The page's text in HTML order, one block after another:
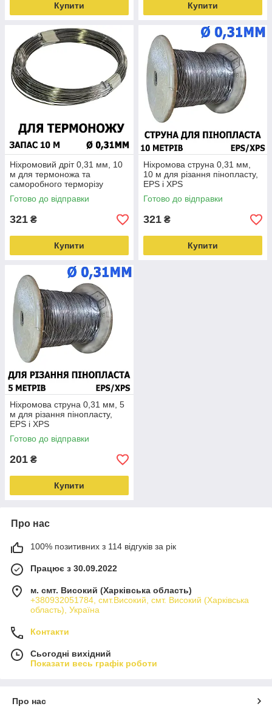
Купити Купити
Ніхромовий дріт 0,31 мм, 10
м для термоножа та
саморобного терморізу
Готово до відправки
321 ₴
Купити
Ніхромова струна 0,31 мм,
10 м для різання пінопласту,
EPS і XPS
Готово до відправки
321 ₴
Купити
Ніхромова струна 0,31 мм, 5
м для різання пінопласту,
EPS і XPS
Готово до відправки
201 ₴
Купити
Про нас
100% позитивних з 114 відгуків за рік
Працює з 30.09.2022
м. смт. Високий (Харківська область)
+380932051784, смт.Високий, смт. Високий (Харківська
область), Україна
Контакти
Сьогодні вихідний
Показати весь графік роботи
Про нас